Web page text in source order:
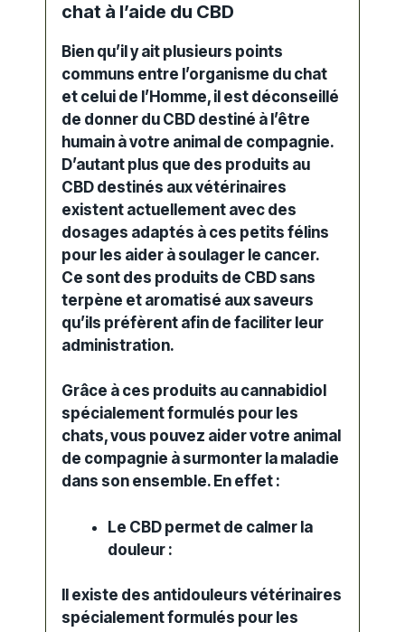
chat à l’aide du CBD
Bien qu’il y ait plusieurs points
communs entre l’organisme du chat
et celui de l’Homme, il est déconseillé
de donner du CBD destiné à l’être
humain à votre animal de compagnie.
D’autant plus que des produits au
CBD destinés aux vétérinaires
existent actuellement avec des
dosages adaptés à ces petits félins
pour les aider à soulager le cancer.
Ce sont des produits de CBD sans
terpène et aromatisé aux saveurs
qu’ils préfèrent afin de faciliter leur
administration.
Grâce à ces produits au cannabidiol
spécialement formulés pour les
chats, vous pouvez aider votre animal
de compagnie à surmonter la maladie
dans son ensemble. En effet :
Le CBD permet de calmer la
douleur :
Il existe des antidouleurs vétérinaires
spécialement formulés pour les